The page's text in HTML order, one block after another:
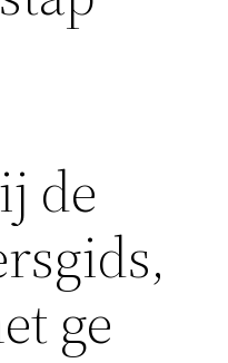
de
ge